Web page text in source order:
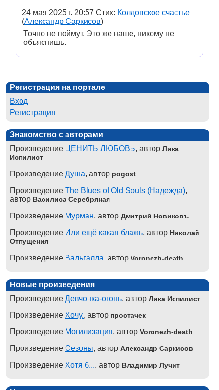
24 мая 2025 г. 20:57 Стих: Колдовское счастье
(Александр Саркисов)
Точно не поймут. Это же наше, никому не
объяснишь.
Регистрация на портале
Вход
Регистрация
Знакомство с авторами
Произведение ЦЕНИТЬ ЛЮБОВЬ, автор Лика
Испилист
Произведение Душа, автор pogost
Произведение The Blues of Old Souls (Надежда),
автор Василиса Серебряная
Произведение Мурман, автор Дмитрий Новиковъ
Произведение Или ещё какая блажь, автор Николай
Отпущения
Произведение Вальгалла, автор Voronezh-death
Новые произведения
Произведение Девчонка-огонь, автор Лика Испилист
Произведение Хочу., автор простачек
Произведение Могилизация, автор Voronezh-death
Произведение Сезоны, автор Александр Саркисов
Произведение Хотя б..., автор Владимир Лучит